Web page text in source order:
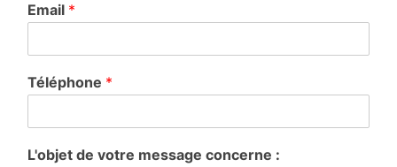
o
m
Email *
Téléphone *
L'objet de votre message concerne :